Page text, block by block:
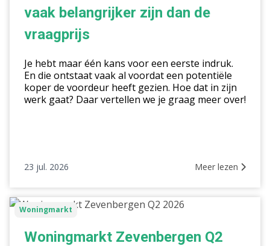
belangrijker
zijn
vraagprijs
vaak belangrijker zijn dan de
vraagprijs
Je hebt maar één kans voor een eerste indruk.
En die ontstaat vaak al voordat een potentiële
koper de voordeur heeft gezien. Hoe dat in zijn
werk gaat? Daar vertellen we je graag meer over!
23 jul. 2026 Meer lezen
Woningmarkt
Zevenbergen
Woningmarkt
Woningmarkt Zevenbergen Q2